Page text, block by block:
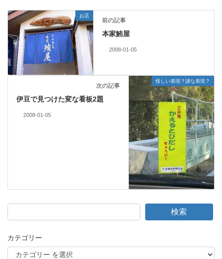
お店
前の記事
本家鮪屋
2008-01-05
怪しい表現？謎な表現？
次の記事
伊豆で見つけた変な看板2題
2008-01-05
検索
カテゴリー